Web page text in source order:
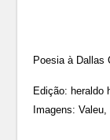
Poesia à Dallas
Edição: heraldo
Imagens: